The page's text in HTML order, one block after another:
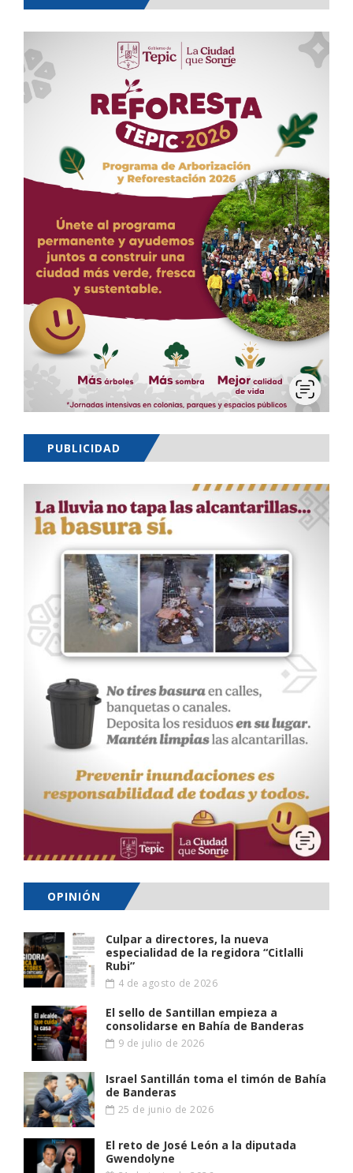
PUBLICIDAD
OPINIÓN
Culpar a directores, la nueva
especialidad de la regidora “Citlalli
Rubi”
4 de agosto de 2026
El sello de Santillan empieza a
consolidarse en Bahía de Banderas
9 de julio de 2026
Israel Santillán toma el timón de Bahía
de Banderas
25 de junio de 2026
El reto de José León a la diputada
Gwendolyne